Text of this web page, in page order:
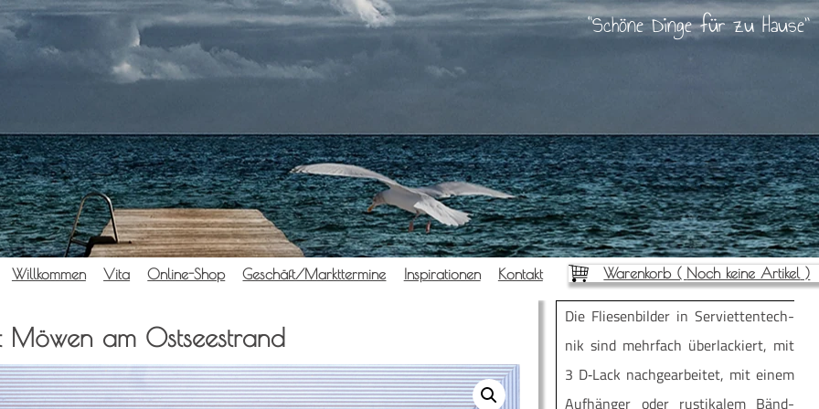
Schöne Dinge für zu Hause
Will­kom­men Vita Online-Shop Geschäft/Markttermine Inspi­ra­tio­nen Kon­takt Warenkorb ( Noch keine Artikel )
Möwen am Ostseestrand
Die Flie­sen­bil­der in Ser­vi­et­ten­tech­
nik sind mehr­fach über­la­ckiert, mit
3 D‑Lack nach­ge­ar­bei­tet, mit einem
Auf­hän­ger oder rus­ti­ka­lem Bänd­